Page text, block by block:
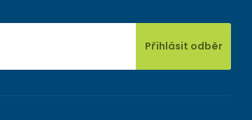
Přihlásit odběr